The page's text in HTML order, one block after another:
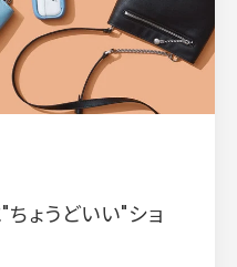
ょうどいい"ショ